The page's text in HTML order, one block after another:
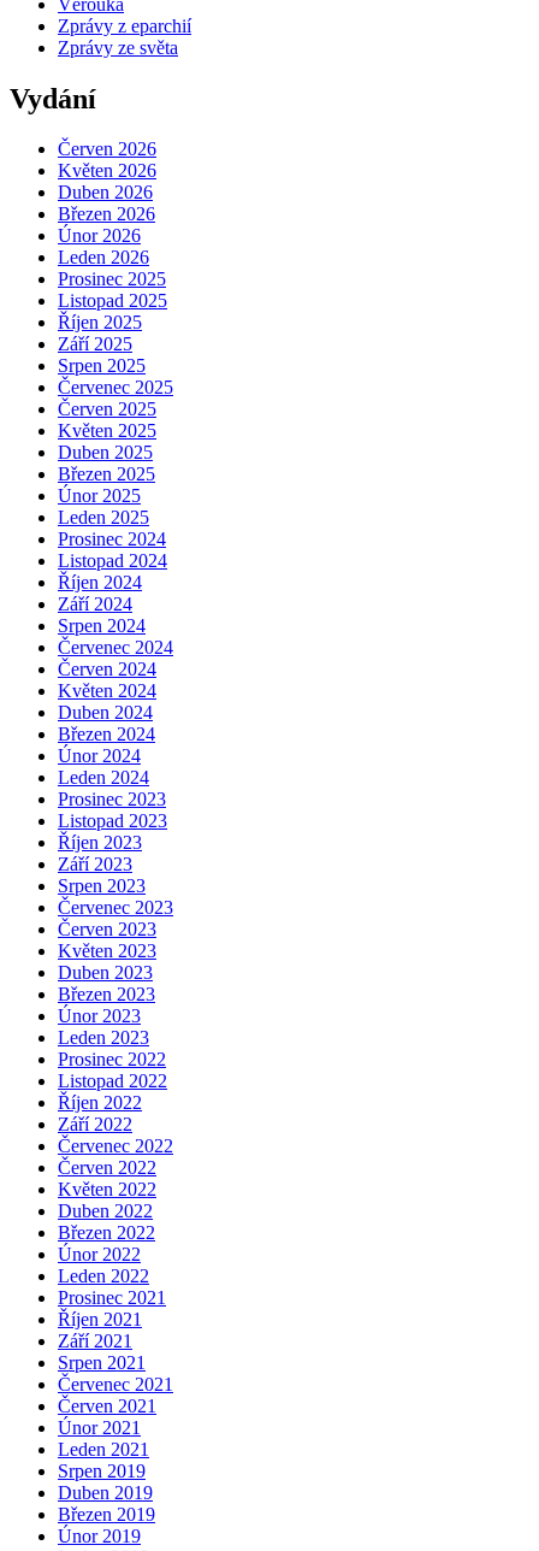
Zprávy z eparchií
Zprávy ze světa
Vydání
Červen 2026
Květen 2026
Duben 2026
Březen 2026
Únor 2026
Leden 2026
Prosinec 2025
Listopad 2025
Říjen 2025
Září 2025
Srpen 2025
Červenec 2025
Červen 2025
Květen 2025
Duben 2025
Březen 2025
Únor 2025
Leden 2025
Prosinec 2024
Listopad 2024
Říjen 2024
Září 2024
Srpen 2024
Červenec 2024
Červen 2024
Květen 2024
Duben 2024
Březen 2024
Únor 2024
Leden 2024
Prosinec 2023
Listopad 2023
Říjen 2023
Září 2023
Srpen 2023
Červenec 2023
Červen 2023
Květen 2023
Duben 2023
Březen 2023
Únor 2023
Leden 2023
Prosinec 2022
Listopad 2022
Říjen 2022
Září 2022
Červenec 2022
Červen 2022
Květen 2022
Duben 2022
Březen 2022
Únor 2022
Leden 2022
Prosinec 2021
Říjen 2021
Září 2021
Srpen 2021
Červenec 2021
Červen 2021
Únor 2021
Leden 2021
Srpen 2019
Duben 2019
Březen 2019
Únor 2019